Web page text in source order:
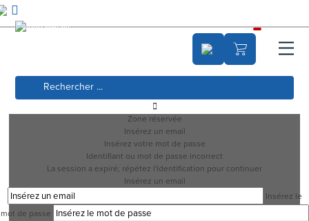
Zone réservée
Insérez un email
Insérez votre mot de passe
Identifiant ou mot de passe incorrect
La session a expiré; répétez l'identification pour continuer
Insérez un email
Insérez le
mot de passe